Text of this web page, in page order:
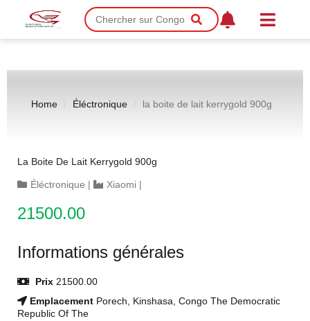
Home Éléctronique la boite de lait kerrygold 900g
La Boite De Lait Kerrygold 900g
Éléctronique | Xiaomi |
21500.00
Informations générales
Prix 21500.00
Emplacement Porech, Kinshasa, Congo The Democratic
Republic Of The